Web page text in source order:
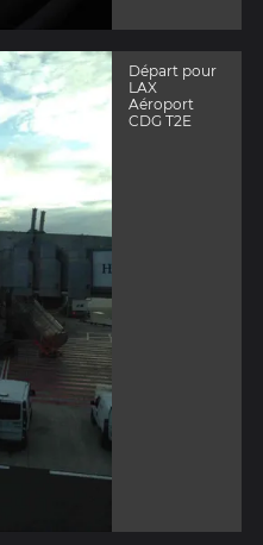
Départ pour
LAX
Aéroport
CDG T2E